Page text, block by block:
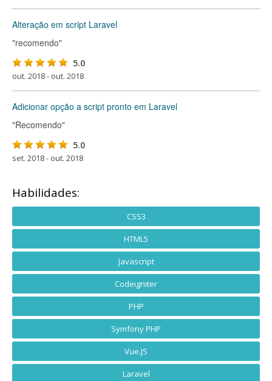
Alteração em script Laravel
"recomendo"
5.0
out. 2018 - out. 2018
Adicionar opção a script pronto em Laravel
"Recomendo"
5.0
set. 2018 - out. 2018
Habilidades:
CSS3
HTML5
Javascript
Codeigniter
PHP
Symfony PHP
Vue.JS
Laravel